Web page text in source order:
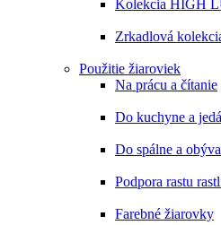
Kolekcia HIGH
Zrkadlová
Použitie žiaroviek
Na prácu a čítanie
Do kuchyne a
Do spálne a
Podpora rastu
Farebné žiarovky